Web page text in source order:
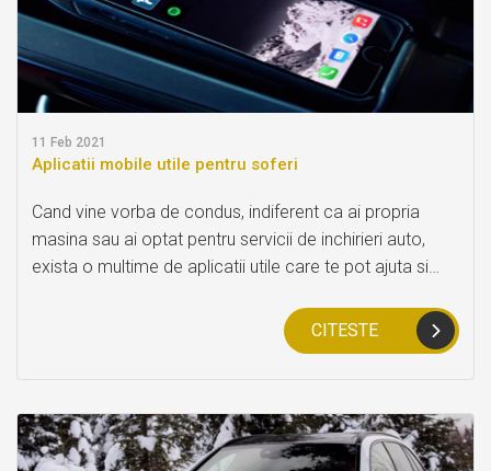
11 Feb 2021
Aplicatii mobile utile pentru soferi
Cand vine vorba de condus, indiferent ca ai propria
masina sau ai optat pentru servicii de inchirieri auto,
exista o multime de aplicatii utile care te pot ajuta si
Astfel Bdv Bestauto Rent a Car va recomanda
CITESTE